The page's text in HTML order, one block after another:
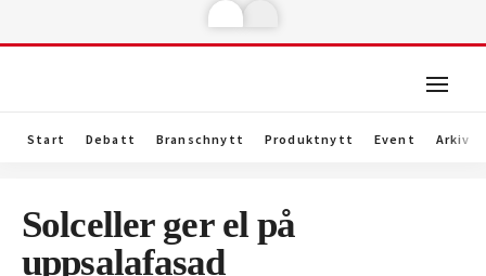
Start Debatt Branschnytt Produktnytt Event Arkiv
Solceller ger el på
uppsalafasad